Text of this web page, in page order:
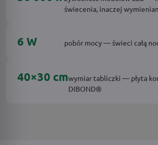
świecenia, inaczej
6 W pobór mocy — świeci całą
40×30 cmwymiar tabliczki — płyta
DIBOND®